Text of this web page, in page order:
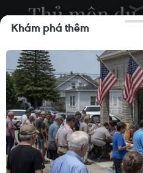
Thủ môn
người hùng
dự
Huy
13/06/
Khám phá thêm